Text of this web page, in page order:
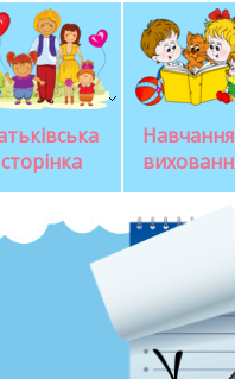
сторінка
Навчання